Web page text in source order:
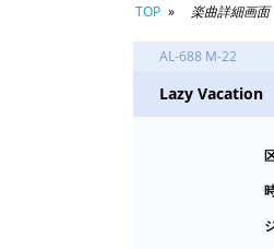
TOP 楽曲詳細画面
AL-688 M-22
Lazy Vacation